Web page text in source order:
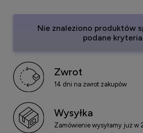
Nie znaleziono produktów
podane kryteria.
Zwrot
14 dni na zwrot zakupów
Wysyłka
Zamówienie wysyłamy już w